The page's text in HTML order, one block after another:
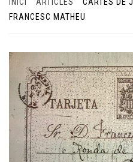
FRANCESC MATHEU